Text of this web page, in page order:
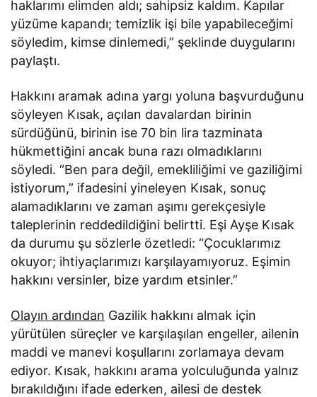
haklarımı elimden aldı; sahipsiz kaldım. Kapılar
yüzüme kapandı; temizlik işi bile yapabileceğimi
söyledim, kimse dinlemedi,” şeklinde duygularını
paylaştı.
Hakkını aramak adına yargı yoluna başvurduğunu
söyleyen Kısak, açılan davalardan birinin
sürdüğünü, birinin ise 70 bin lira tazminata
hükmettiğini ancak buna razı olmadıklarını
söyledi. “Ben para değil, emekliliğimi ve gaziliğimi
istiyorum,” ifadesini yineleyen Kısak, sonuç
alamadıklarını ve zaman aşımı gerekçesiyle
taleplerinin reddedildiğini belirtti. Eşi Ayşe Kısak
da durumu şu sözlerle özetledi: “Çocuklarımız
okuyor; ihtiyaçlarımızı karşılayamıyoruz. Eşimin
hakkını versinler, bize yardım etsinler.”
Olayın ardından Gazilik hakkını almak için
yürütülen süreçler ve karşılaşılan engeller, ailenin
maddi ve manevi koşullarını zorlamaya devam
ediyor. Kısak, hakkını arama yolculuğunda yalnız
bırakıldığını ifade ederken, ailesi de destek